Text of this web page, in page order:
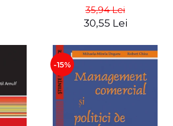
Dumitrascu
35,94 Lei
30,55 Lei
-15%